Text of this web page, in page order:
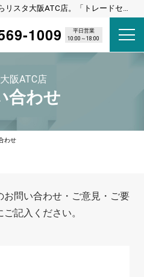
スタ大阪ATC店。「トレードセン
1009
平日営業
10:00～18:00
阪ATC店
合わせ
わせ
問い合わせ・ご意見・ご要
記入ください。